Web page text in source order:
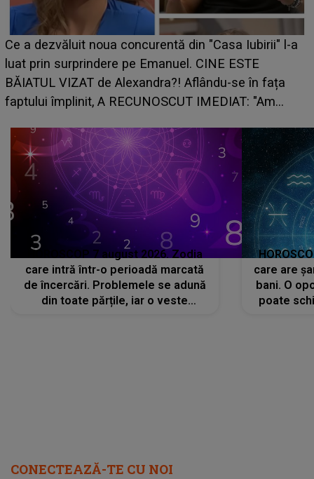
Ce a dezvăluit noua concurentă din "Casa Iubirii" l-a
luat prin surprindere pe Emanuel. CINE ESTE
BĂIATUL VIZAT de Alexandra?! Aflându-se în fața
faptului împlinit, A RECUNOSCUT IMEDIAT: "Am
HOROSCOP 7 august 2026. Zodia
care intră într-o perioadă marcată
de încercări. Problemele se adună
din toate părțile, iar o veste
care are
bani. O
poate
CONECTEAZĂ-TE CU NOI